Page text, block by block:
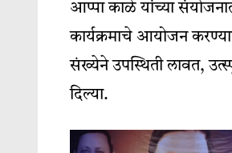
आप्पा काळे यांच्या
कार्यक्रमाचे आयोजन
संख्येने उपस्थिती लावत,
दिल्या.